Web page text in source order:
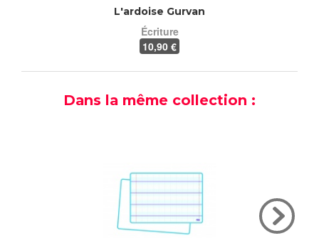
L'ardoise Gurvan
Écriture
10,90 €
Dans la même collection :